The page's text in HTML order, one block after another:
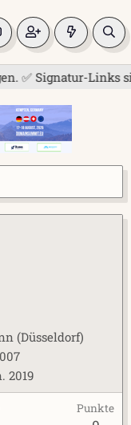
Links
(Düsseldorf)
2019
Punkte